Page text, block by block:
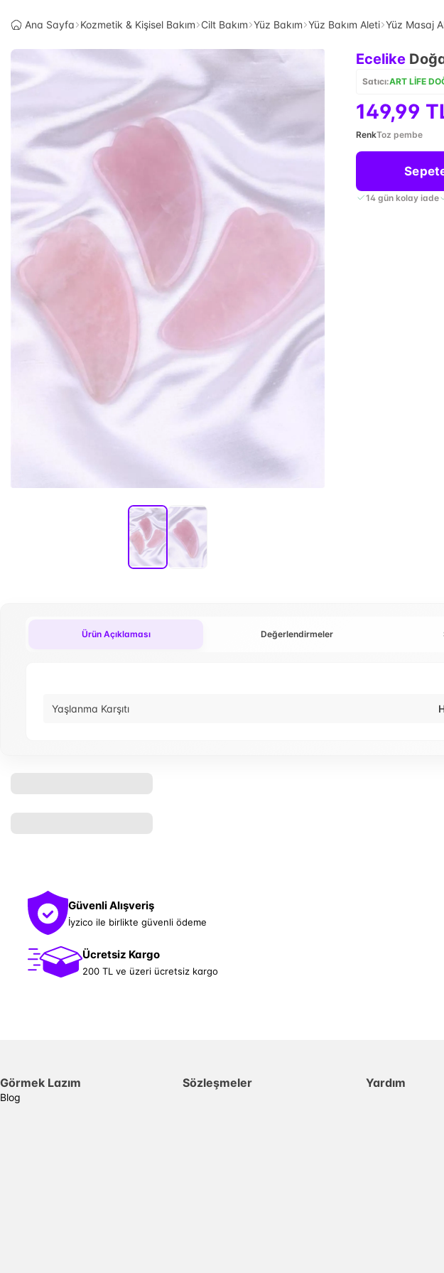
Ana Sayfa Kozmetik & Kişisel Bakım Cilt Bakım Yüz Bakım Yüz Bakım Aleti Yüz Masaj
Ecelike
Satıcı:ART LİFE
149,99
RenkToz pembe
14 gün kolay iade
Ürün Açıklaması Değerlendirmeler
Yaşlanma Karşıtı
Güvenli Alışveriş
İyzico ile birlikte güvenli ödeme
Ücretsiz Kargo
200 TL ve üzeri ücretsiz kargo
Görmek Lazım
Blog
Sözleşmeler Yardım